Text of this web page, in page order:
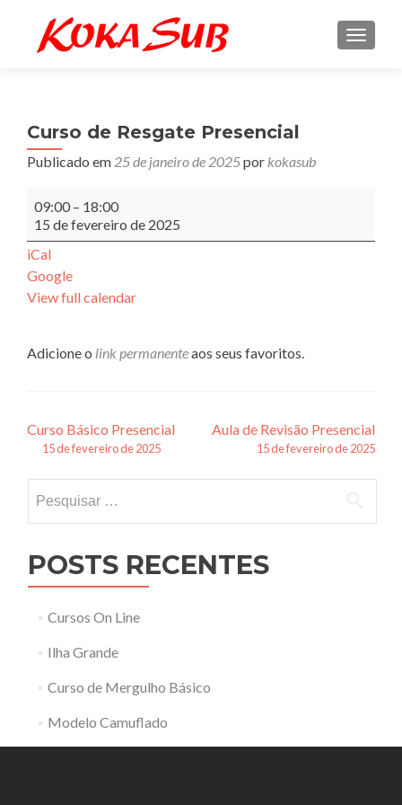
Curso de Resgate Presencial
Publicado em 25 de janeiro de 2025por kokasub
de
Resgate
Presencial
09:00 – 18:00
15 de fevereiro de 2025
iCal
Google
View full calendar
Adicione o link permanenteaos seus favoritos.
Navegação
posts
Curso Básico Presencial
15 de fevereiro de 2025
Aula de Revisão Presencial
15 de fevereiro de 2025
por:
POSTS RECENTES
Cursos On Line
Ilha Grande
Curso de Mergulho Básico
Modelo Camuflado